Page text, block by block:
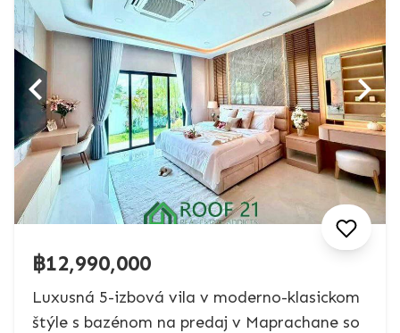
฿12,990,000
Luxusná 5-izbová vila v moderno-klasickom
štýle s bazénom na predaj v Maprachane so